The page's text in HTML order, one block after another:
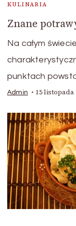
KULINARIA
Znane
Na całym
punktach
Admin 15 listopada